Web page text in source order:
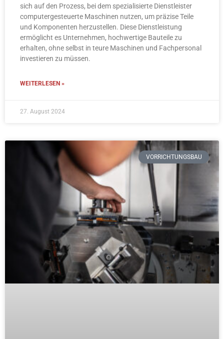
sich auf den Prozess, bei dem spezialisierte Dienstleister
computergesteuerte Maschinen nutzen, um präzise Teile
und Komponenten herzustellen. Diese Dienstleistung
ermöglicht es Unternehmen, hochwertige Bauteile zu
erhalten, ohne selbst in teure Maschinen und Fachpersonal
investieren zu müssen.
WEITERLESEN »
27. August 2024
VORRICHTUNGSBAU